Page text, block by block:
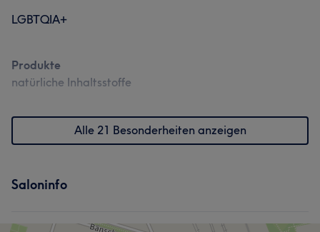
LGBTQIA+
Produkte
natürliche Inhaltsstoffe
Alle 21 Besonderheiten anzeigen
Saloninfo